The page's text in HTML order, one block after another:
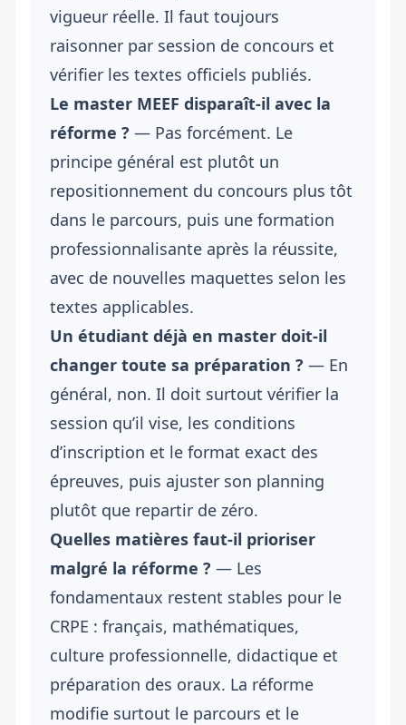
vigueur réelle. Il faut toujours
raisonner par session de concours et
vérifier les textes officiels publiés.
Le master MEEF disparaît-il avec la
réforme ? — Pas forcément. Le
principe général est plutôt un
repositionnement du concours plus tôt
dans le parcours, puis une formation
professionnalisante après la réussite,
avec de nouvelles maquettes selon les
textes applicables.
Un étudiant déjà en master doit-il
changer toute sa préparation ? — En
général, non. Il doit surtout vérifier la
session qu’il vise, les conditions
d’inscription et le format exact des
épreuves, puis ajuster son planning
plutôt que repartir de zéro.
Quelles matières faut-il prioriser
malgré la réforme ? — Les
fondamentaux restent stables pour le
CRPE : français, mathématiques,
culture professionnelle, didactique et
préparation des oraux. La réforme
modifie surtout le parcours et le